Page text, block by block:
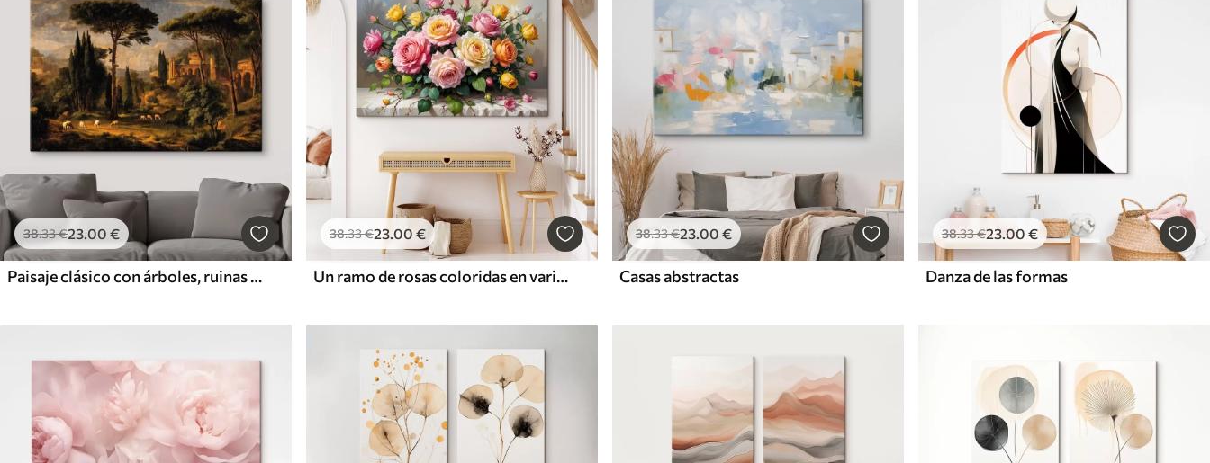
38.33€23.00 €
Paisaje clásico con árboles, ruinas y ovejas
38.33€23.00 €
Un ramo de rosas coloridas en varios tonos de rosa, amarillo y naranja, arregladas con hojas verdes
38.33€23.00 €
Casas abstractas
38.33€23.00 €
Danza de las formas